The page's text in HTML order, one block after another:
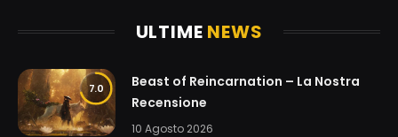
ULTIME NEWS
7.0
Beast of Reincarnation – La Nostra
Recensione
10 Agosto 2026